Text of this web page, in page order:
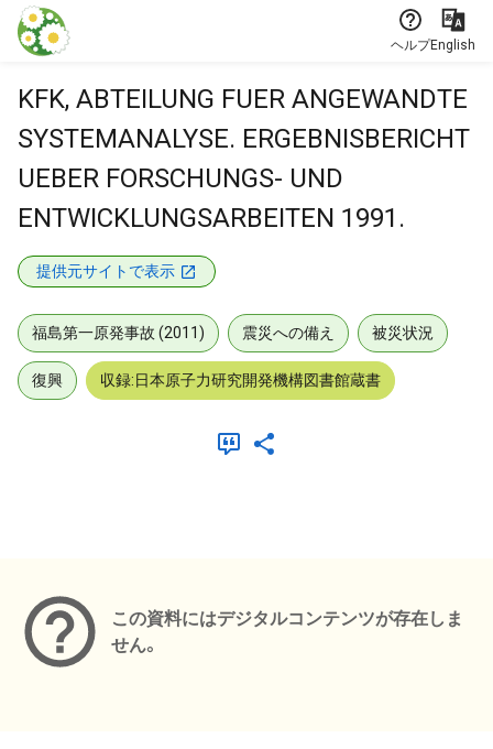
本文に飛ぶ
ヘルプEnglish
KFK, ABTEILUNG FUER ANGEWANDTE
SYSTEMANALYSE. ERGEBNISBERICHT
UEBER FORSCHUNGS- UND
ENTWICKLUNGSARBEITEN 1991.
提供元サイトで表示
福島第一原発事故 (2011) 震災への備え 被災状況
復興 収録:日本原子力研究開発機構図書館蔵書
この資料にはデジタルコンテンツが存在しま
せん。